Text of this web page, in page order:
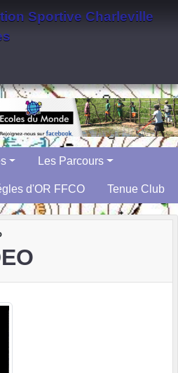
Sportive Charleville
Les Parcours
d'OR FFCO Tenue Club